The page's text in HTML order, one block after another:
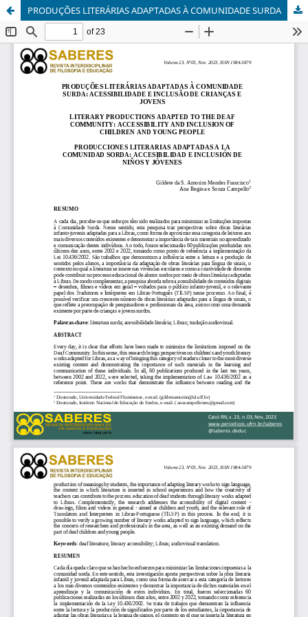
PRODUÇÕES LITERÁRIAS ADAPTADAS À COMUNIDADE SURDA